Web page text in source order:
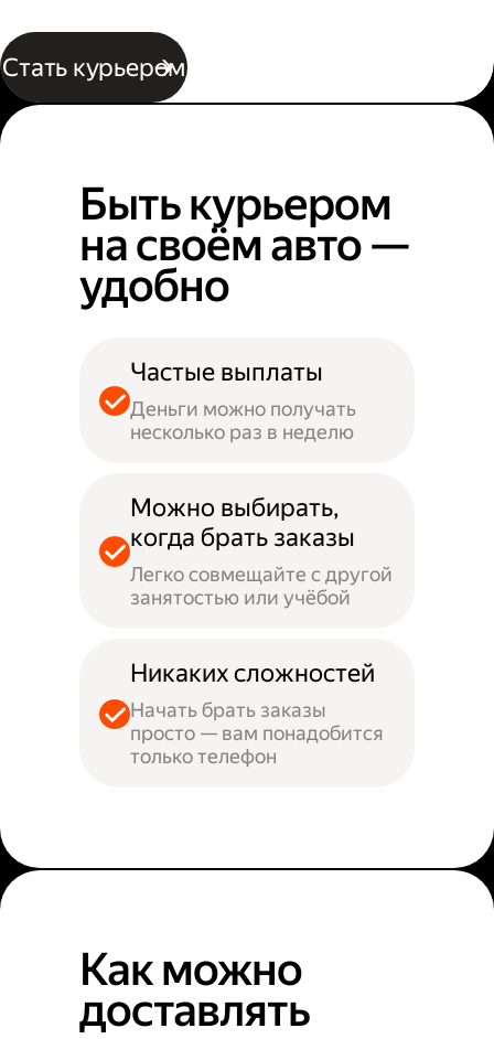
Стать курьером
Быть курьером
на своём авто —
удобно
Частые выплаты
Деньги можно получать
несколько раз в неделю
Можно выбирать,
когда брать заказы
Легко совмещайте с другой
занятостью или учёбой
Никаких сложностей
Начать брать заказы
просто — вам понадобится
только телефон
Как можно
доставлять